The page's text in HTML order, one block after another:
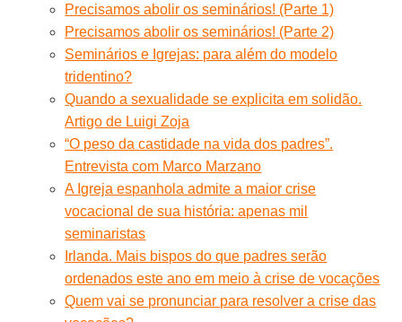
Precisamos abolir os seminários! (Parte 1)
Precisamos abolir os seminários! (Parte 2)
Seminários e Igrejas: para além do modelo
tridentino?
Quando a sexualidade se explicita em solidão.
Artigo de Luigi Zoja
“O peso da castidade na vida dos padres”.
Entrevista com Marco Marzano
A Igreja espanhola admite a maior crise
vocacional de sua história: apenas mil
seminaristas
Irlanda. Mais bispos do que padres serão
ordenados este ano em meio à crise de vocações
Quem vai se pronunciar para resolver a crise das